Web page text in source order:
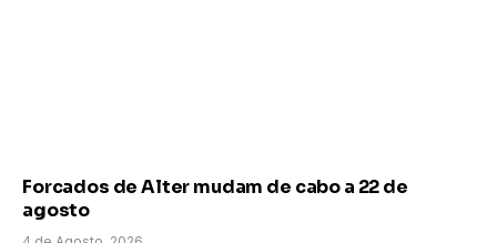
Forcados de Alter mudam de cabo a 22 de
agosto